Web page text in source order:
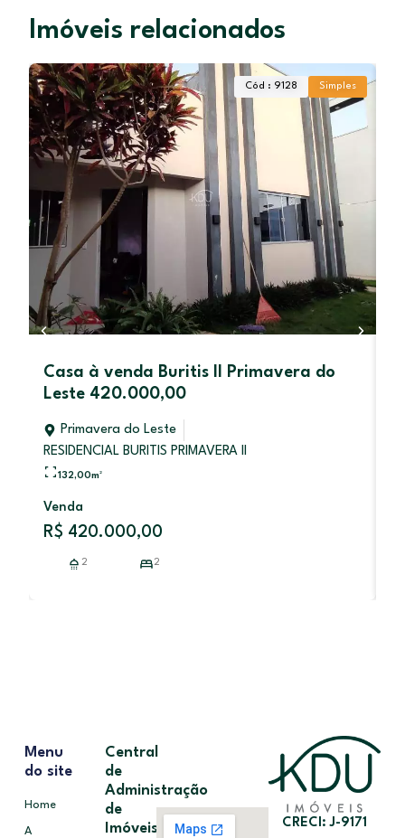
Imóveis relacionados
Cód : 9128 Simples
Casa à venda Buritis II Primavera do
Leste 420.000,00
Primavera do Leste
RESIDENCIAL BURITIS PRIMAVERA II
132,00m²
Venda
R$ 420.000,00
2 2
CRECI: J-9171
Menu
do site
Home
A
Central
de
Administração
de
Imóveis